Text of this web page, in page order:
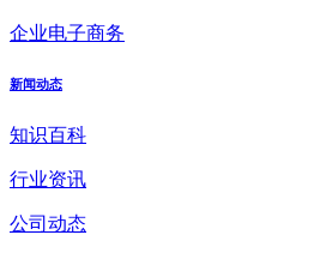
企业电子商务
新闻动态
知识百科
行业资讯
公司动态